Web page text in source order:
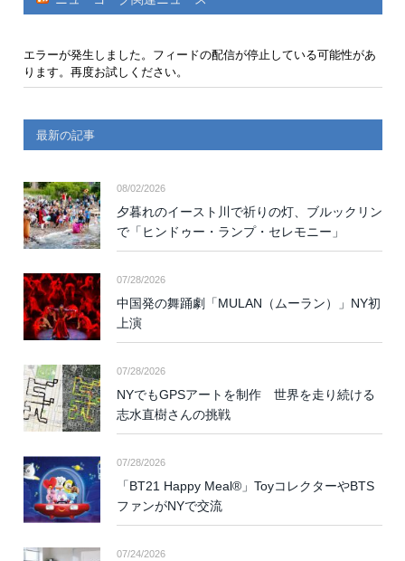
エラーが発生しました。フィードの配信が停止している可能性があ
ります。再度お試しください。
最新の記事
08/02/2026
夕暮れのイースト川で祈りの灯、ブルックリン
で「ヒンドゥー・ランプ・セレモニー」
07/28/2026
中国発の舞踊劇「MULAN（ムーラン）」NY初
上演
07/28/2026
NYでもGPSアートを制作 世界を走り続ける
志水直樹さんの挑戦
07/28/2026
「BT21 Happy Meal®」ToyコレクターやBTS
ファンがNYで交流
07/24/2026